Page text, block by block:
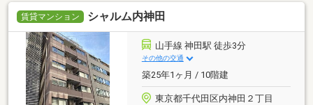
賃貸マンション シャルム内神田
山手線 神田駅 徒歩3分
その他の交通
築25年1ヶ月 / 10階建
東京都千代田区内神田２丁目